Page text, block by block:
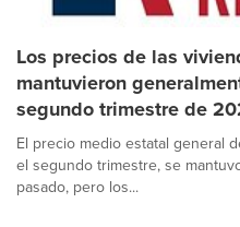
Los precios de las
mantuvieron
segundo trimestre de
El precio medio estatal general
el segundo trimestre, se
pasado, pero los...